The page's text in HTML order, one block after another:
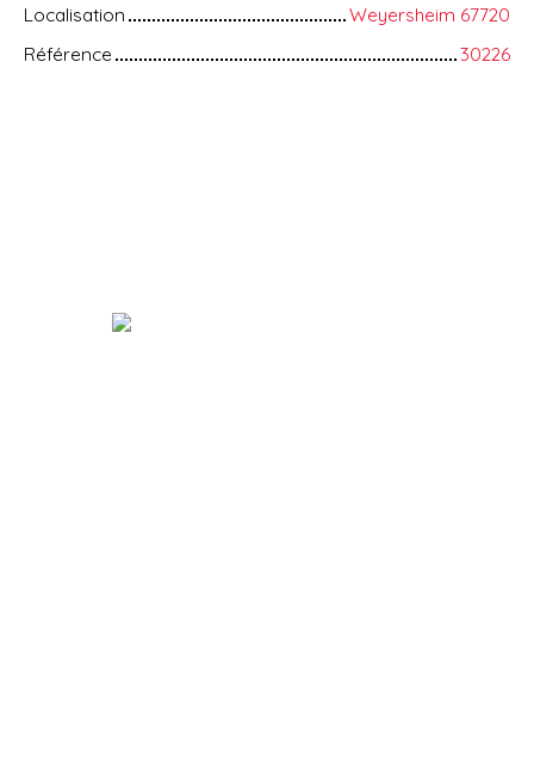
Localisation
Weyersheim 67720
Référence
30226